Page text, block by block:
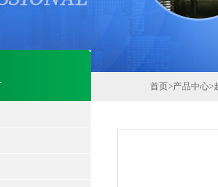
首页>产品中心>